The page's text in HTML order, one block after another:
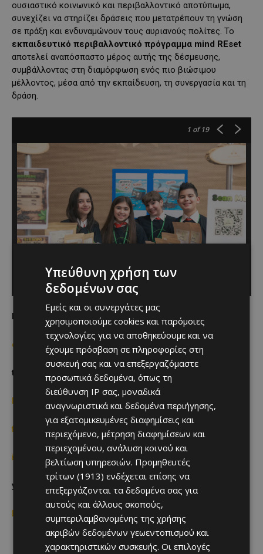
ουσιαστικό κοινωνικό και περιβαλλοντικό αποτύπωμα,
συνεχίζει να στηρίζει δράσεις που μετατρέπουν τη γνώση
σε πράξη και ενδυναμώνουν τους αυριανούς πολίτες. Το
εκπαιδευτικό περιβαλλοντικό πρόγραμμα mind REset
αποτελεί αναπόσπαστο μέρος αυτής της δέσμευσης,
συμβάλλοντας στη διαμόρφωση ενός πιο βιώσιμου
μέλλοντος, μέσα από την εκπαίδευση, τη συνεργασία και τη
δράση.
1 of 19
Επισκεφθείτε τη Lidl Κύπρου και στα:
corporate.lidl.com.cy
team.lidl.com.cy
lidlfoodacademy.com.cy
facebook.com/lidlcy
instagram.com/lidl_cyprus
youtube.com/lidlcyprus
linkedin.com/company/lidl-cyprus
Υπεύθυνη χρήση των
δεδομένων σας
Εμείς και οι συνεργάτες μας
χρησιμοποιούμε cookies και παρόμοιες
τεχνολογίες για να αποθηκεύουμε και να
έχουμε πρόσβαση σε πληροφορίες στη
συσκευή σας και να επεξεργαζόμαστε
προσωπικά δεδομένα, όπως τη
διεύθυνση IP σας, μοναδικά
αναγνωριστικά και δεδομένα περιήγησης,
για εξατομικευμένες διαφημίσεις και
περιεχόμενο, μέτρηση διαφημίσεων και
περιεχομένου, ανάλυση κοινού και
βελτίωση υπηρεσιών. Προμηθευτές
τρίτων (1913) ενδέχεται επίσης να
επεξεργάζονται τα δεδομένα σας για
αυτούς και άλλους σκοπούς,
συμπεριλαμβανομένης της χρήσης
ακριβών δεδομένων γεωεντοπισμού και
χαρακτηριστικών συσκευής. Οι επιλογές